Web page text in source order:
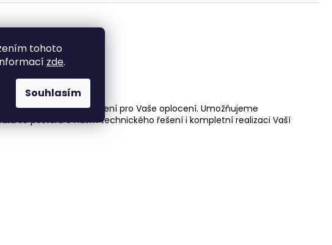
tohoto
zde.
Souhlasím
a bezúdržbové řešení pro Vaše oplocení. Umožňujeme
se postará o návrh technického řešení i kompletní realizaci Vaší